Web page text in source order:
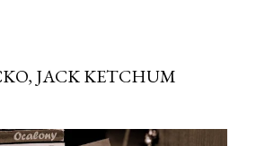
JACK KETCHUM